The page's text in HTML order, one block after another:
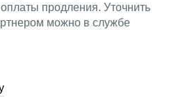
продления. Уточнить
можно в службе